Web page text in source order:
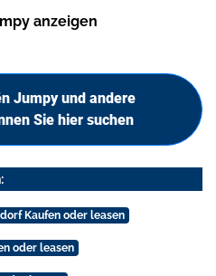
anzeigen
Jumpy und andere
Sie hier suchen
Kaufen oder leasen
oder leasen